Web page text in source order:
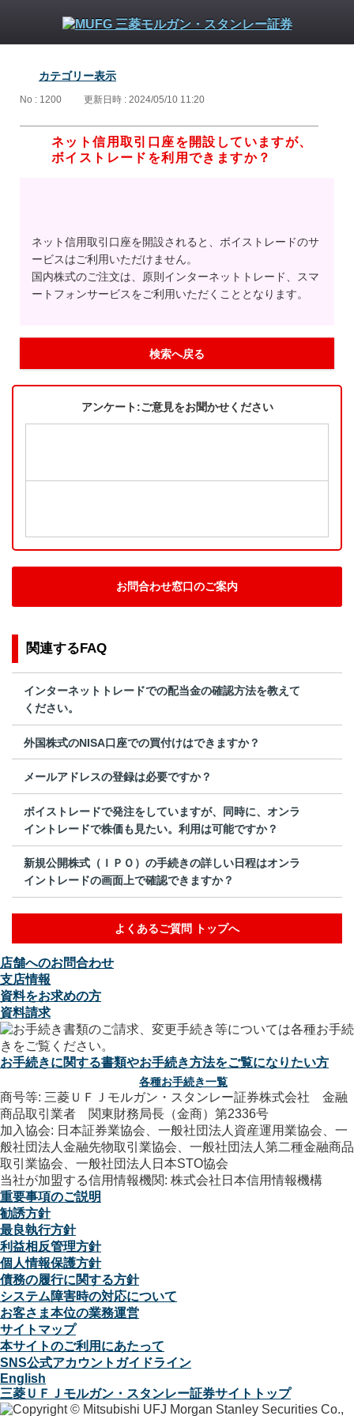
カテゴリー表示
No : 1200 更新日時 : 2024/05/10 11:20
ネット信用取引口座を開設していますが、
ボイストレードを利用できますか？
ネット信用取引口座を開設されると、ボイストレードのサ
ービスはご利用いただけません。
国内株式のご注文は、原則インターネットトレード、スマ
ートフォンサービスをご利用いただくこととなります。
検索へ戻る
アンケート:ご意見をお聞かせください
お問合わせ窓口のご案内
関連するFAQ
インターネットトレードでの配当金の確認方法を教えて
ください。
外国株式のNISA口座での買付けはできますか？
メールアドレスの登録は必要ですか？
ボイストレードで発注をしていますが、同時に、オンラ
イントレードで株価も見たい。利用は可能ですか？
新規公開株式（ＩＰＯ）の手続きの詳しい日程はオンラ
イントレードの画面上で確認できますか？
よくあるご質問 トップへ
店舗へのお問合わせ
支店情報
資料をお求めの方
資料請求
お手続きに関する書類やお手続き方法をご覧になりたい方
各種お手続き一覧
商号等: 三菱ＵＦＪモルガン・スタンレー証券株式会社 金融
商品取引業者 関東財務局長（金商）第2336号
加入協会: 日本証券業協会、一般社団法人資産運用業協会、一
般社団法人金融先物取引業協会、一般社団法人第二種金融商品
取引業協会、一般社団法人日本STO協会
当社が加盟する信用情報機関: 株式会社日本信用情報機構
重要事項のご説明
勧誘方針
最良執行方針
利益相反管理方針
個人情報保護方針
債務の履行に関する方針
システム障害時の対応について
お客さま本位の業務運営
サイトマップ
本サイトのご利用にあたって
SNS公式アカウントガイドライン
English
三菱ＵＦＪモルガン・スタンレー証券サイトトップ